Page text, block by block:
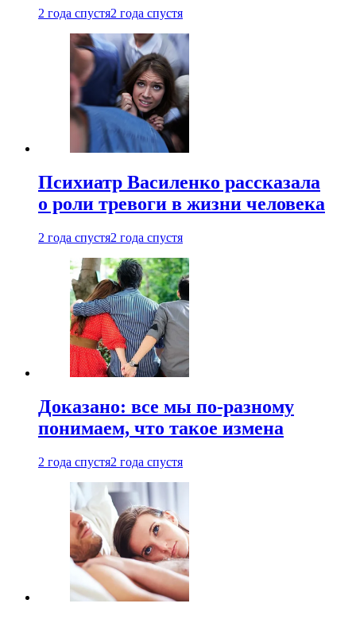
2 года спустя2 года спустя
Психиатр Василенко рассказала
о роли тревоги в жизни человека
2 года спустя2 года спустя
Доказано: все мы по-разному
понимаем, что такое измена
2 года спустя2 года спустя